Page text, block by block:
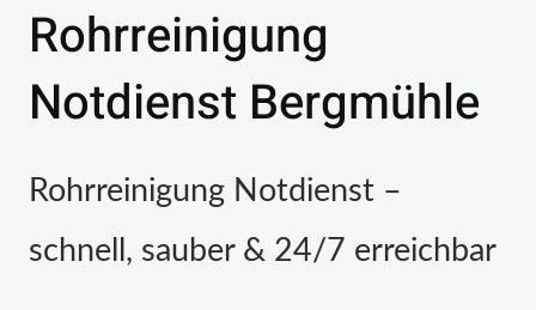
Rohrreinigung
Notdienst Bergmühle
Rohrreinigung Notdienst –
schnell, sauber & 24/7 erreichbar